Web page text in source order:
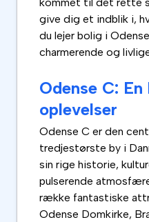
kommet til det rette
give dig et indblik i,
du lejer bolig i
charmerende og
Odense C:
oplevelser
Odense C er den
tredjestørste by i
sin rige historie,
pulserende
række fantastiske
Odense Domkirke,